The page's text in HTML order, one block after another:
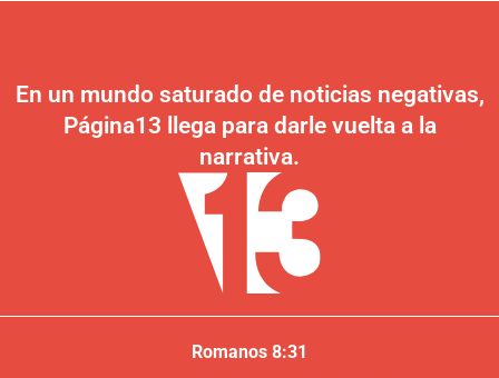
En un mundo saturado de noticias negativas,
Página13 llega para darle vuelta a la
narrativa.
Romanos 8:31